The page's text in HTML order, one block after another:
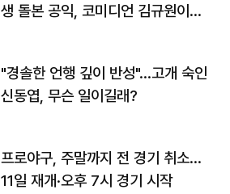
생 돌본 공익, 코미디언 김규원이었
"경솔한 언행 깊이 반성"…고개 숙인
신동엽, 무슨 일이길래?
프로야구, 주말까지 전 경기 취소…
11일 재개·오후 7시 경기 시작